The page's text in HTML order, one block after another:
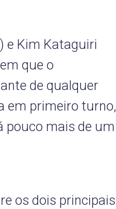
e Kim Kataguiri
que o
de qualquer
em primeiro turno,
pouco mais de um
os dois principais